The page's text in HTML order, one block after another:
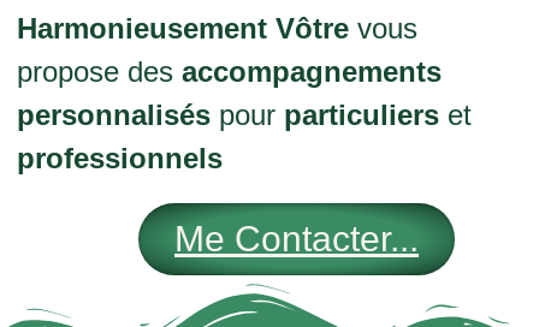
Harmonieusement Vôtre vous
propose des accompagnements
personnalisés pour particuliers et
professionnels
Me Contacter...